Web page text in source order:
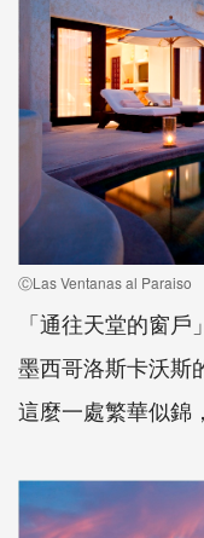
ⒸLas Ventanas al Paraiso
「通往天堂的窗
墨西哥洛斯卡沃斯
這麼一處繁華似錦